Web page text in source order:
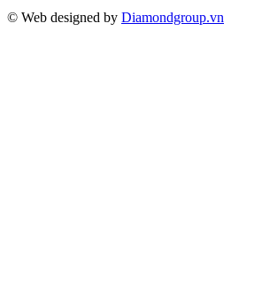
© Web designed by Diamondgroup.vn